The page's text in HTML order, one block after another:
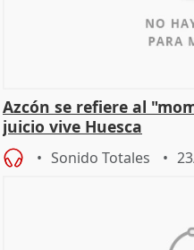
Azcón se refiere al
juicio vive Huesca
Sonido Totales